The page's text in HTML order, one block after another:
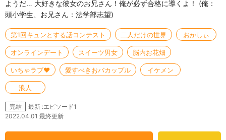
ようだ… 大好きな彼女のお兄さん！俺が必ず合格に導くよ！ (俺：
頭小学生、お兄さん：法学部志望)
第1回キュンとする話コンテスト 二人だけの世界 おかしぃ
オンラインデート スイーツ男女 脳内お花畑
いちゃラブ♥️ 愛すべきおバカップル イケメン
浪人
完結
最新 :エピソード1
2022.04.01 最終更新